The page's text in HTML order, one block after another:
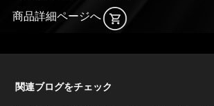
商品詳細ページへ
関連ブログをチェック